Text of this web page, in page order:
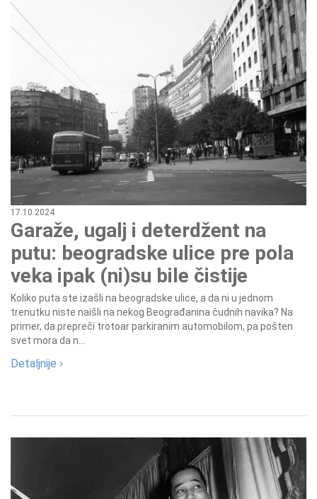
17.10.2024
Garaže, ugalj i deterdžent na
putu: beogradske ulice pre pola
veka ipak (ni)su bile čistije
Koliko puta ste izašli na beogradske ulice, a da ni u jednom
trenutku niste naišli na nekog Beograđanina čudnih navika? Na
primer, da prepreči trotoar parkiranim automobilom, pa pošten
svet mora da n...
Detaljnije ›